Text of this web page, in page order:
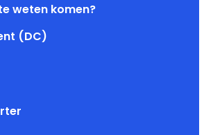
weten komen?
(DC)